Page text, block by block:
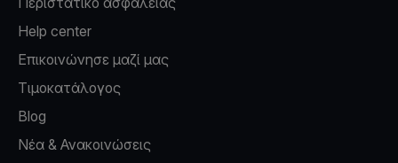
Help center
Επικοινώνησε μαζί μας
Τιμοκατάλογος
Blog
Νέα & Ανακοινώσεις